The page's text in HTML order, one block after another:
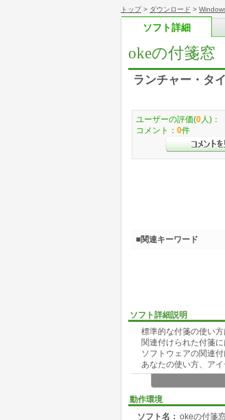
トップ> ダウンロード >
ソフト詳細
okeの付箋窓
ランチャー・タ
ソフト詳細説明
標準的な付箋の使い方
関連付けられた付箋に
ソフトウェアの関連付
あなたの使い方、アイ
┏━┳━━━━━━━━━┓
┃ ┃Ver1.33の新機
┗━┻━━━━━━━━━┛
●付箋の右整列機能
動作環境
ソフト名： okeの付箋
ユーザーの評価(0 人)：
コメント： 0件
■関連キーワード